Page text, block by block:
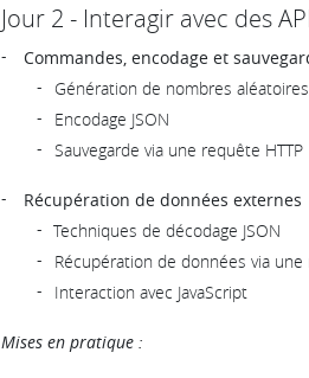
Jour 2 - Interagir avec des
Commandes, encodage et
Génération de nombres
Encodage JSON
Sauvegarde via une requête HTTP
Récupération de données externes
Techniques de décodage JSON
Récupération de données via une
Interaction avec JavaScript
Mises en pratique :